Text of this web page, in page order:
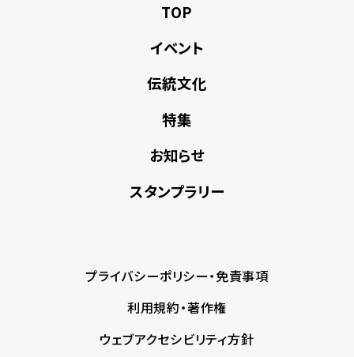
TOP
イベント
伝統文化
特集
お知らせ
スタンプラリー
プライバシーポリシー・免責事項
利用規約・著作権
ウェブアクセシビリティ方針